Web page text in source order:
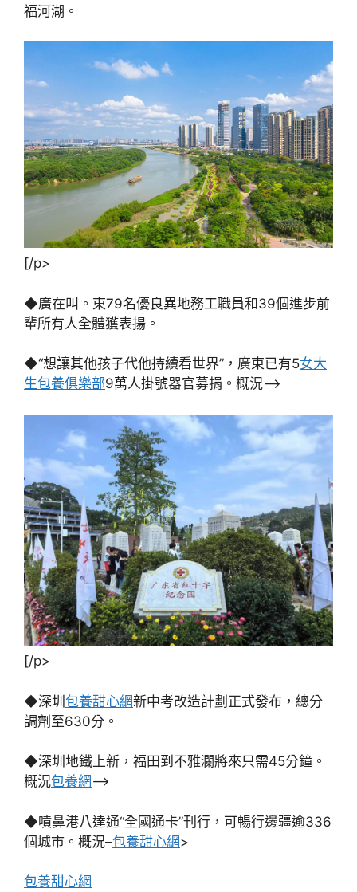
福河湖。
[/p>
◆廣在叫。東79名優良異地務工職員和39個進步前
輩所有人全體獲表揚。
◆“想讓其他孩子代他持續看世界”，廣東已有5女大
生包養俱樂部9萬人掛號器官募捐。概況–>
[/p>
◆深圳 包養甜心網新中考改造計劃正式發布，總分
調劑至630分。
◆深圳地鐵上新，福田到不雅瀾將來只需45分鐘。
概況包養網 –>
◆噴鼻港八達通“全國通卡”刊行，可暢行邊疆逾336
個城市。概況–包養甜心網>
包養甜心網